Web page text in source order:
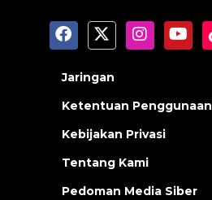
Jaringan
Ketentuan Penggunaan
Kebijakan Privasi
Tentang Kami
Pedoman Media Siber